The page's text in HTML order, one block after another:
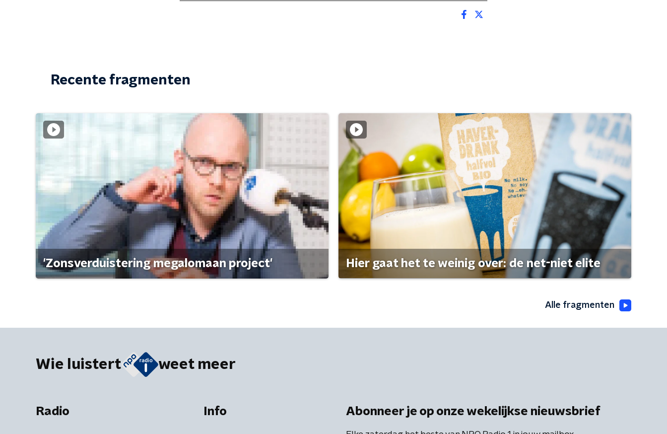
Recente fragmenten
'Zonsverduistering megalomaan project' Hier gaat het te weinig over: de net-niet elite
Alle fragmenten
Wie luistert weet meer
Radio Info Abonneer je op onze wekelijkse nieuwsbrief